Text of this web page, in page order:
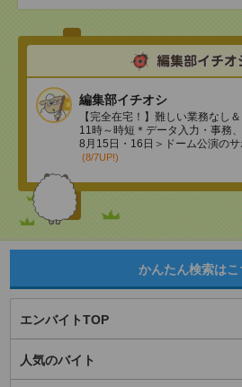
編集部イチオシ
【完全在宅！】難しい業務なし
11時～時短＊データ入力・事務
8月15日・16日＞ドーム公演の
(8/7UP!)
かんたん検索はこ
エンバイトTOP
人気のバイト